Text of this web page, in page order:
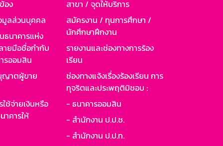
อง
มูลส่วนบุคคล
นาคารแห่ง
ายมือชื่อกำกับ
รออมสิน
ญาตผู้ขาย
ช้จ่ายเงินหรือ
คารให้
สาขา / จุดให้บริการ
สมัครงาน / ทุนการศึกษา /
นักศึกษาฝึกงาน
รายงานและช่องทางการร้อง
เรียน
ช่องทางแจ้งเรื่องร้องเรียน การ
ทุจริตและประพฤติมิชอบ :
- ธนาคารออมสิน
- สำนักงาน ป.ป.ช.
- สำนักงาน ป.ป.ท.